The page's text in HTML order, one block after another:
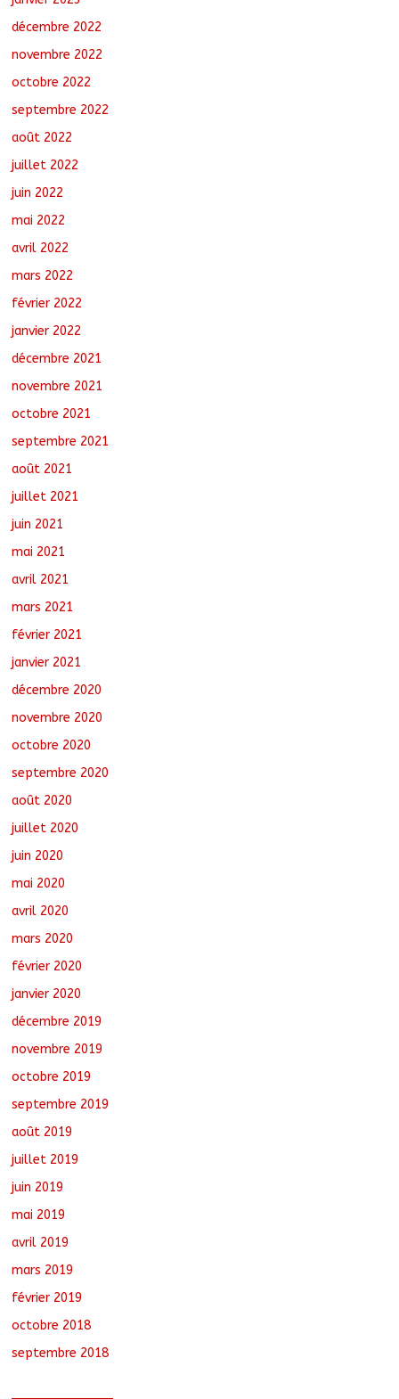
décembre 2022
novembre 2022
octobre 2022
septembre 2022
août 2022
juillet 2022
juin 2022
mai 2022
avril 2022
mars 2022
février 2022
janvier 2022
décembre 2021
novembre 2021
octobre 2021
septembre 2021
août 2021
juillet 2021
juin 2021
mai 2021
avril 2021
mars 2021
février 2021
janvier 2021
décembre 2020
novembre 2020
octobre 2020
septembre 2020
août 2020
juillet 2020
juin 2020
mai 2020
avril 2020
mars 2020
février 2020
janvier 2020
décembre 2019
novembre 2019
octobre 2019
septembre 2019
août 2019
juillet 2019
juin 2019
mai 2019
avril 2019
mars 2019
février 2019
octobre 2018
septembre 2018